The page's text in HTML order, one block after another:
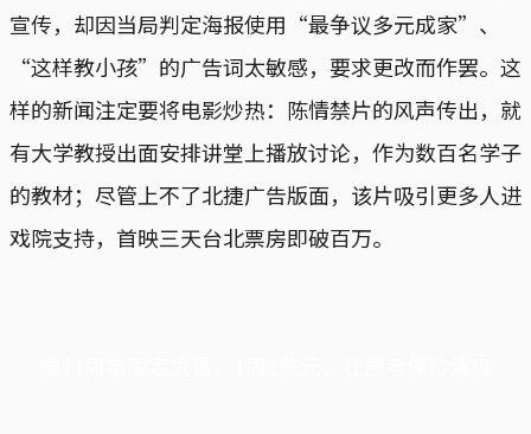
宣传，却因当局判定海报使用“最争议多元成家”、
“这样教小孩”的广告词太敏感，要求更改而作罢。这
样的新闻注定要将电影炒热：陈情禁片的风声传出，就
有大学教授出面安排讲堂上播放讨论，作为数百名学子
的教材；尽管上不了北捷广告版面，该片吸引更多人进
戏院支持，首映三天台北票房即破百万。